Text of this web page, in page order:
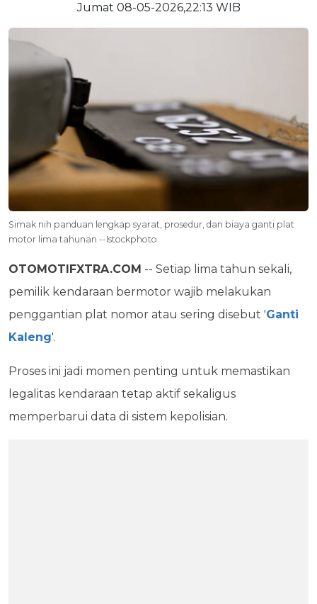
Jumat 08-05-2026,22:13 WIB
Simak nih panduan lengkap syarat, prosedur, dan biaya ganti plat
motor lima tahunan --Istockphoto
OTOMOTIFXTRA.COM -- Setiap lima tahun sekali,
pemilik kendaraan bermotor wajib melakukan
penggantian plat nomor atau sering disebut 'Ganti
Kaleng'.
Proses ini jadi momen penting untuk memastikan
legalitas kendaraan tetap aktif sekaligus
memperbarui data di sistem kepolisian.